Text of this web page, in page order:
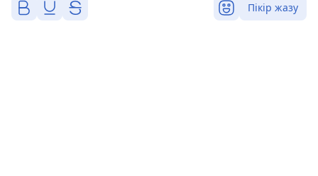
Пікір жазу